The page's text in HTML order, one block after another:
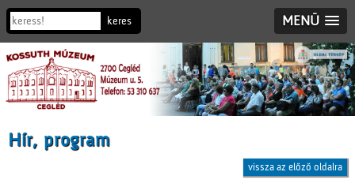
MENÜ
Hír, program
vissza az előző oldalra